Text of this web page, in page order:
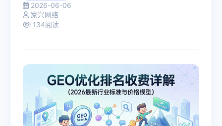
2026-06-06
家兴网络
134阅读